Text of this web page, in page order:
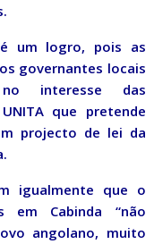
um logro, pois as
governantes locais
interesse das
que pretende
projecto de lei da
igualmente que o
em Cabinda “não
angolano, muito